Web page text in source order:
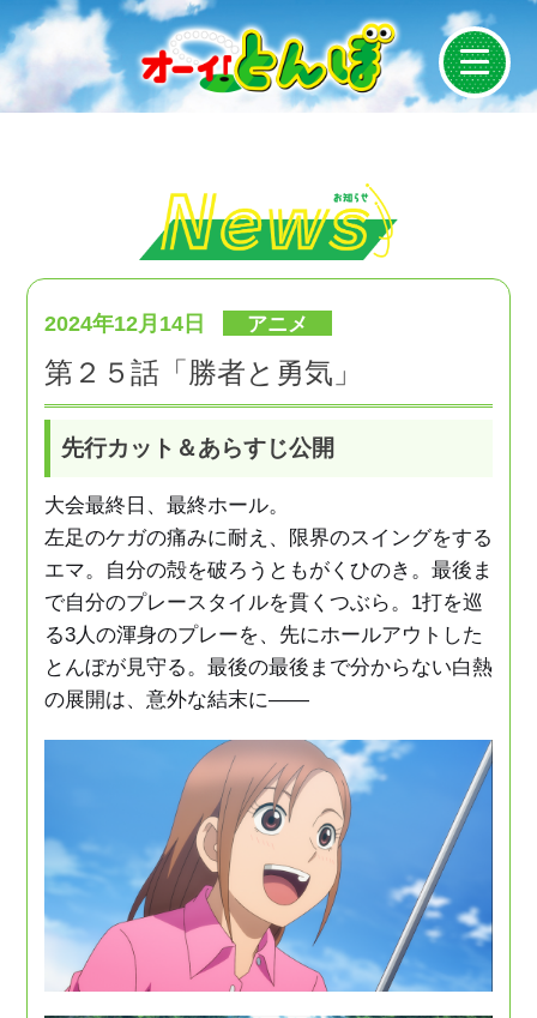
On Air
Introduction
Story
Staff/Cast
Character
Music
Movie
Special
2024年12月14日 アニメ
第２５話「勝者と勇気」
先行カット＆あらすじ公開
大会最終日、最終ホール。
左足のケガの痛みに耐え、限界のスイングをする
エマ。自分の殻を破ろうともがくひのき。最後ま
で自分のプレースタイルを貫くつぶら。1打を巡
る3人の渾身のプレーを、先にホールアウトした
とんぼが見守る。最後の最後まで分からない白熱
の展開は、意外な結末に――